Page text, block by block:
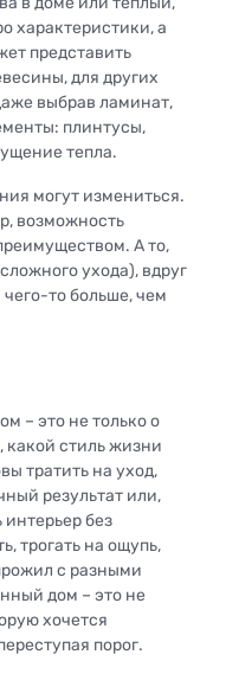
характеристики, а
представить
для других
выбрав ламинат,
плинтусы,
тепла.
могут измениться.
возможность
А то,
ухода), вдруг
то больше, чем
– это не только о
какой стиль жизни
тратить на уход,
результат или,
без
трогать на ощупь,
с разными
дом – это не
хочется
порог.